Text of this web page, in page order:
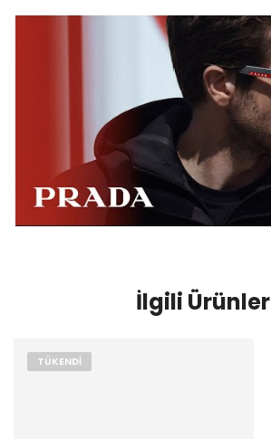
İlgili Ürünler
TÜKENDI